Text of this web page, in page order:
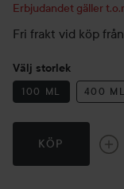
Erbjudandet gäller
Fri frakt vid köp
Välj storlek
100 ML 400 ML
KÖP